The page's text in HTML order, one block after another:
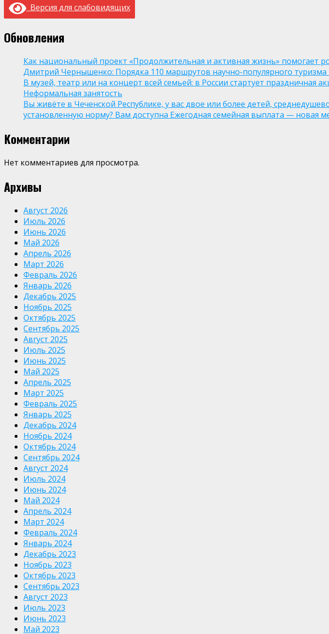
Версия для слабовидящих
Обновления
Как национальный проект «Продолжительная и активная жизнь» помогает
Дмитрий Чернышенко: Порядка 110 маршрутов научно-популярного туризма
В музей, театр или на концерт всей семьей: в России стартует праздничная
Неформальная занятость
Вы живёте в Чеченской Республике, у вас двое или более детей,
установленную норму? Вам доступна Ежегодная семейная выплата — новая
Комментарии
Нет комментариев для просмотра.
Архивы
Август 2026
Июль 2026
Июнь 2026
Май 2026
Апрель 2026
Март 2026
Февраль 2026
Январь 2026
Декабрь 2025
Ноябрь 2025
Октябрь 2025
Сентябрь 2025
Август 2025
Июль 2025
Июнь 2025
Май 2025
Апрель 2025
Март 2025
Февраль 2025
Январь 2025
Декабрь 2024
Ноябрь 2024
Октябрь 2024
Сентябрь 2024
Август 2024
Июль 2024
Июнь 2024
Май 2024
Апрель 2024
Март 2024
Февраль 2024
Январь 2024
Декабрь 2023
Ноябрь 2023
Октябрь 2023
Сентябрь 2023
Август 2023
Июль 2023
Июнь 2023
Май 2023